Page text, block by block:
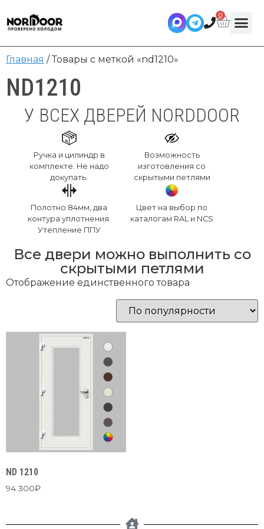
0
Главная / Товары с меткой «nd1210»
ND1210
У ВСЕХ ДВЕРЕЙ NORDDOOR
Ручка и цилиндр в
комплекте. Не надо
докупать.
Возможность
изготовления со
скрытыми петлями
Полотно 84мм, два
контура уплотнения.
Утепление ППУ
Цвет на выбор по
каталогам RAL и NCS
Все двери можно выполнить со
скрытыми петлями
Отображение единственного товара
ND 1210
94 300₽